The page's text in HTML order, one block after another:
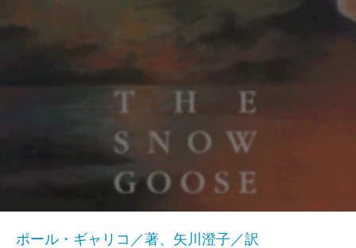
ポール・ギャリコ／著、矢川澄子／訳